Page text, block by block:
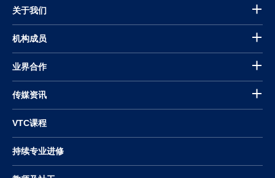
关于我们
机构成员
业界合作
传媒资讯
VTC课程
持续专业进修